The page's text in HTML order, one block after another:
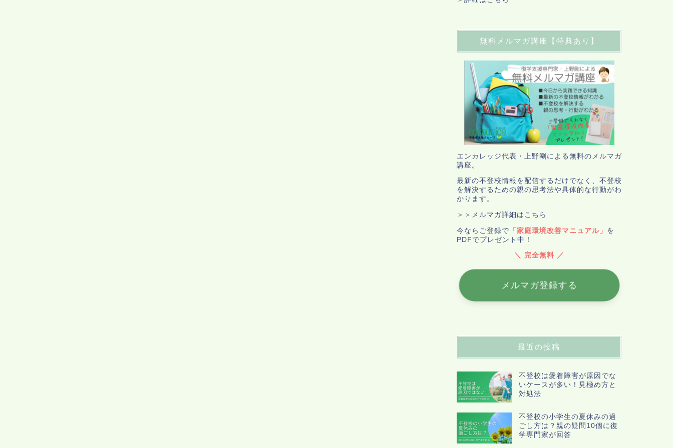
無料メルマガ講座【特典あり】
エンカレッジ代表・上野剛による無料のメルマガ
講座。
最新の不登校情報を配信するだけでなく、不登校
を解決するための親の思考法や具体的な行動がわ
かります。
＞＞メルマガ詳細はこちら
今ならご登録で 「家庭環境改善マニュアル」 を
PDFでプレゼント中！
＼ 完全無料 ／
メルマガ登録する
最近の投稿
不登校は愛着障害が原因でな
いケースが多い！見極め方と
対処法
不登校の小学生の夏休みの過
ごし方は？親の疑問10個に復
学専門家が回答